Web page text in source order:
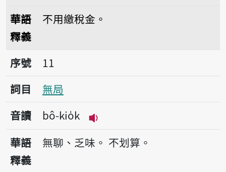
華語
釋義
不用繳稅金。
序號11無局
序號
11
詞目
無局
音讀
bô-kio̍k
播放音讀bô-kio̍k
華語
釋義
無聊、乏味。 不划算。